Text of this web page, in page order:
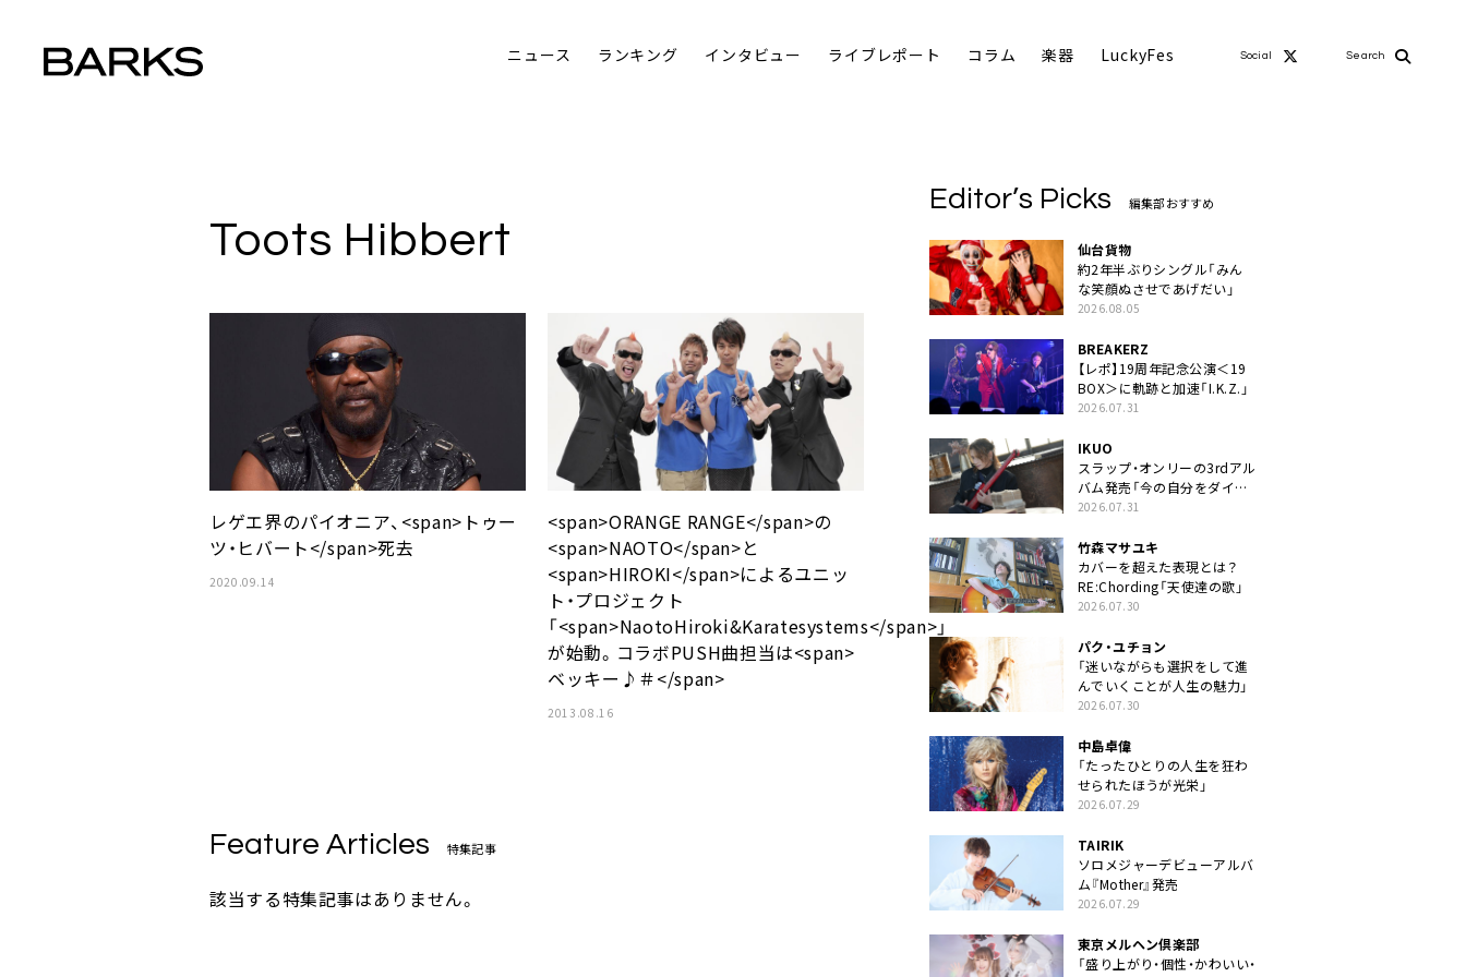
ニュース ランキング インタビュー ライブレポート コラム 楽器 LuckyFes Social Search
Toots Hibbert
レゲエ界のパイオニア、<span>トゥー
ツ・ヒバート</span>死去
2020.09.14
<span>ORANGE RANGE</span>の
<span>NAOTO</span>と
<span>HIROKI</span>によるユニッ
ト・プロジェクト
「<span>NaotoHiroki&Karatesystems</span>」
が始動。コラボPUSH曲担当は<span>
ベッキー♪＃</span>
2013.08.16
Feature Articles 特集記事
該当する特集記事はありません。
Editor’s Picks 編集部おすすめ
仙台貨物
約2年半ぶりシングル「みん
な笑顔ぬさせであげだい」
2026.08.05
BREAKERZ
【レポ】19周年記念公演＜19
BOX＞に軌跡と加速「I.K.Z.」
2026.07.31
IKUO
スラップ・オンリーの3rdアル
バム発売「今の自分をダイレ
クトに」
2026.07.31
竹森マサユキ
カバーを超えた表現とは？
RE:Chording「天使達の歌」
2026.07.30
パク・ユチョン
「迷いながらも選択をして進
んでいくことが人生の魅力」
2026.07.30
中島卓偉
「たったひとりの人生を狂わ
せられたほうが光栄」
2026.07.29
TAIRIK
ソロメジャーデビューアルバ
ム『Mother』発売
2026.07.29
東京メルヘン倶楽部
「盛り上がり・個性・かわいい・